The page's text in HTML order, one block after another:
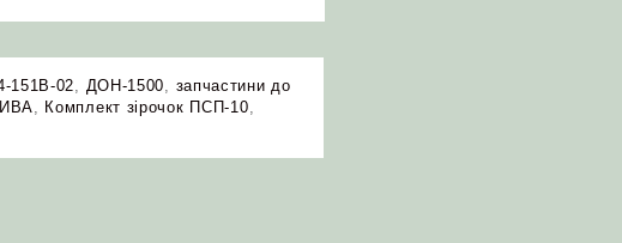
151В-02 ДОН-1500
запчастини до
Комплект зірочок ПСП-10